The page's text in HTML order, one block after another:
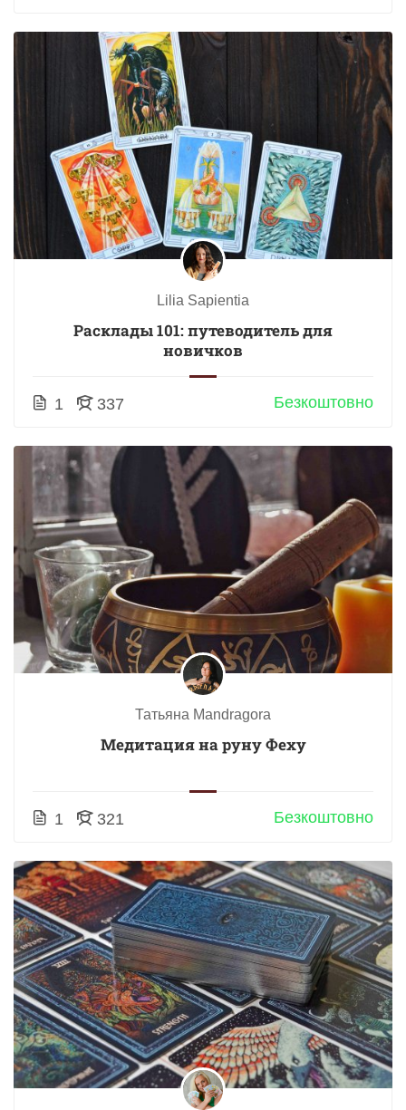
Lilia Sapientia
Расклады 101: путеводитель для
новичков
1 337 Безкоштовно
Татьяна Mandragora
Медитация на руну Феху
1 321 Безкоштовно